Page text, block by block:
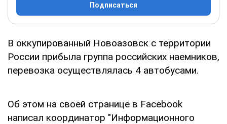
Подписаться
В оккупированный Новоазовск с территории
России прибыла группа российских наемников,
перевозка осуществлялась 4 автобусами.
Об этом на своей странице в Facebook
написал координатор "Информационного